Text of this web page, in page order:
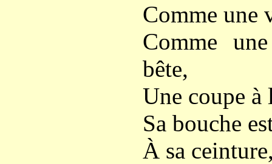
Comme une
Comme
bête,
Une coupe à
Sa bouche
À sa